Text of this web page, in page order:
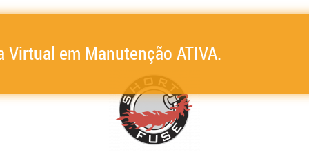
Virtual em Manutenção ATIVA.